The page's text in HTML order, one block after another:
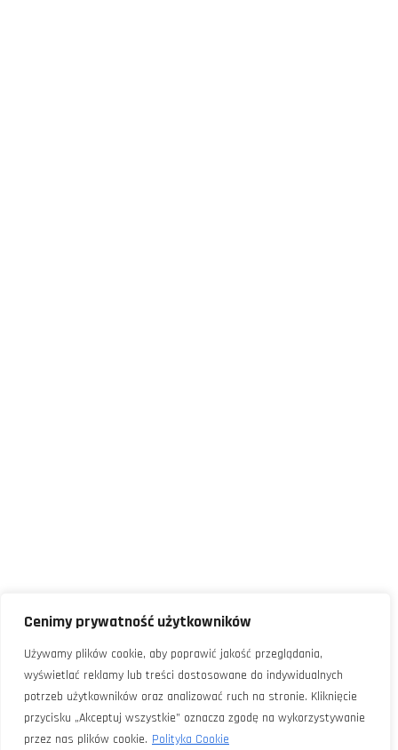
Cenimy prywatność użytkowników
Używamy plików cookie, aby poprawić jakość przeglądania,
wyświetlać reklamy lub treści dostosowane do indywidualnych
potrzeb użytkowników oraz analizować ruch na stronie. Kliknięcie
przycisku „Akceptuj wszystkie” oznacza zgodę na wykorzystywanie
przez nas plików cookie. Polityka Cookie